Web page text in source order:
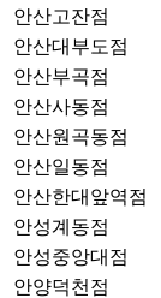
안산고잔점
안산대부도점
안산부곡점
안산사동점
안산원곡동점
안산일동점
안산한대앞역점
안성계동점
안성중앙대점
안양덕천점